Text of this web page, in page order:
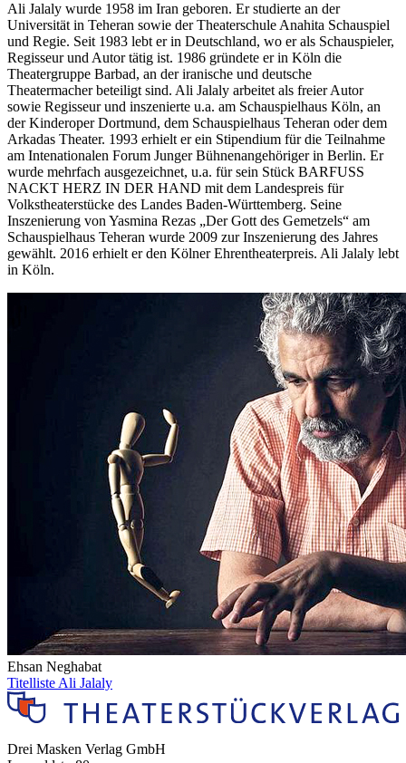
Ali Jalaly wurde 1958 im Iran geboren. Er studierte an der
Universität in Teheran sowie der Theaterschule Anahita Schauspiel
und Regie. Seit 1983 lebt er in Deutschland, wo er als Schauspieler,
Regisseur und Autor tätig ist. 1986 gründete er in Köln die
Theatergruppe Barbad, an der iranische und deutsche
Theatermacher beteiligt sind. Ali Jalaly arbeitet als freier Autor
sowie Regisseur und inszenierte u.a. am Schauspielhaus Köln, an
der Kinderoper Dortmund, dem Schauspielhaus Teheran oder dem
Arkadas Theater. 1993 erhielt er ein Stipendium für die Teilnahme
am Intenationalen Forum Junger Bühnenangehöriger in Berlin. Er
wurde mehrfach ausgezeichnet, u.a. für sein Stück BARFUSS
NACKT HERZ IN DER HAND mit dem Landespreis für
Volkstheaterstücke des Landes Baden-Württemberg. Seine
Inszenierung von Yasmina Rezas „Der Gott des Gemetzels“ am
Schauspielhaus Teheran wurde 2009 zur Inszenierung des Jahres
gewählt. 2016 erhielt er den Kölner Ehrentheaterpreis. Ali Jalaly lebt
in Köln.
Ehsan Neghabat
Titelliste Ali Jalaly
Drei Masken Verlag GmbH